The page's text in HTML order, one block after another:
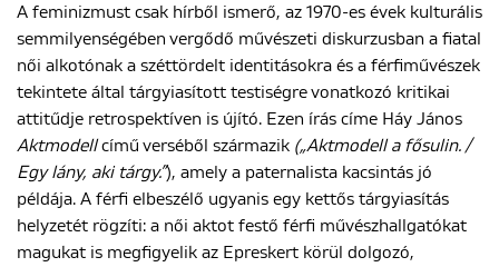
A feminizmust csak hírből ismerő, az 1970-es évek kulturális
semmilyenségében vergődő művészeti diskurzusban a fiatal
női alkotónak a széttördelt identitásokra és a férfiművészek
tekintete által tárgyiasított testiségre vonatkozó kritikai
attitűdje retrospektíven is újító. Ezen írás címe Háy János
Aktmodellcímű verséből származik („Aktmodell a fősulin. /
Egy lány, aki tárgy.”), amely a paternalista kacsintás jó
példája. A férfi elbeszélő ugyanis egy kettős tárgyiasítás
helyzetét rögzíti: a női aktot festő férfi művészhallgatókat
magukat is megfigyelik az Epreskert körül dolgozó,